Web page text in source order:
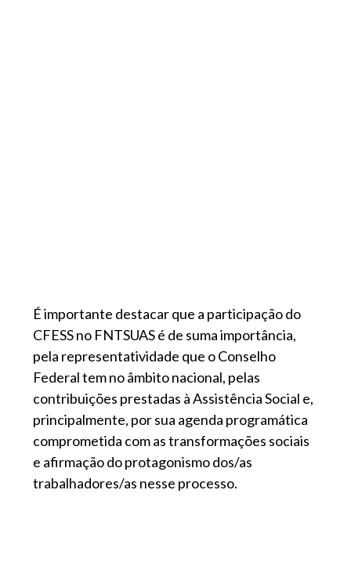
É importante destacar que a participação do
CFESS no FNTSUAS é de suma importância,
pela representatividade que o Conselho
Federal tem no âmbito nacional, pelas
contribuições prestadas à Assistência Social e,
principalmente, por sua agenda programática
comprometida com as transformações sociais
e afirmação do protagonismo dos/as
trabalhadores/as nesse processo.